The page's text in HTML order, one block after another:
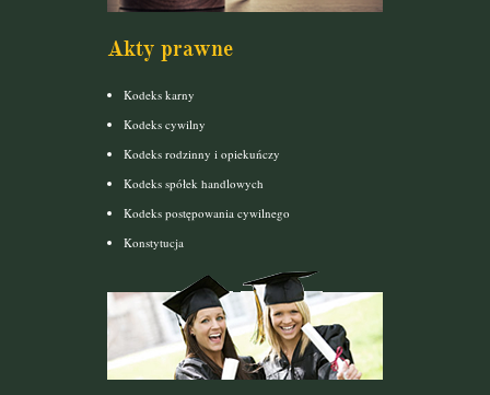
Akty prawne
Kodeks karny
Kodeks cywilny
Kodeks rodzinny i opiekuńczy
Kodeks spółek handlowych
Kodeks postępowania cywilnego
Konstytucja